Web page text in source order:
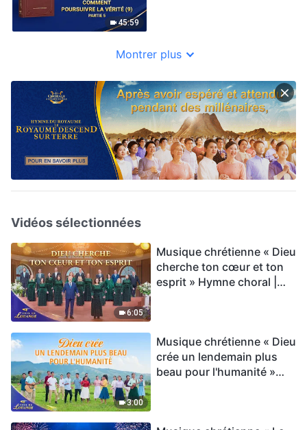
45:59
Montrer plus
Vidéos sélectionnées
6:05
Musique chrétienne « Dieu
cherche ton cœur et ton
esprit » Hymne choral |
3:00
Musique chrétienne « Dieu
crée un lendemain plus
beau pour l'humanité »